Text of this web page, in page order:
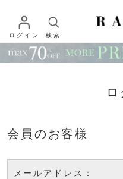
ログイン 検索
ロ
会員のお客様
メールアドレス：